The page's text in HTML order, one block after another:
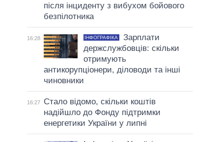
після інциденту з вибухом бойового
безпілотника
16:28 ІНФОГРАФІКА
Зарплати
держслужбовців: скільки
отримують
антикорупціонери, діловоди та інші
чиновники
16:27
Стало відомо, скільки коштів
надійшло до Фонду підтримки
енергетики України у липні